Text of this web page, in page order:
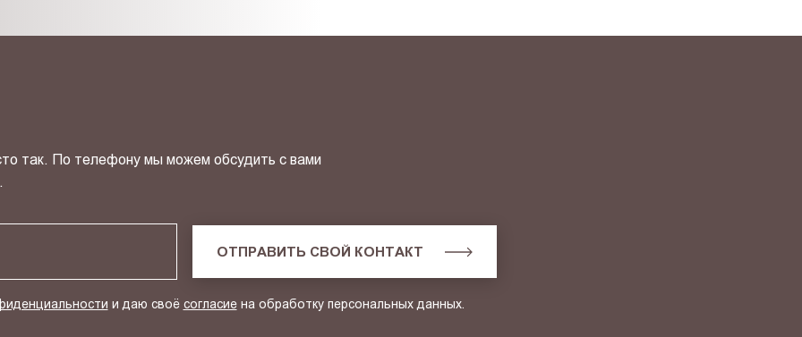
так. По телефону мы можем обсудить с вами
ОТПРАВИТЬ СВОЙ КОНТАКТ
и даю своё согласиена обработку персональных данных.